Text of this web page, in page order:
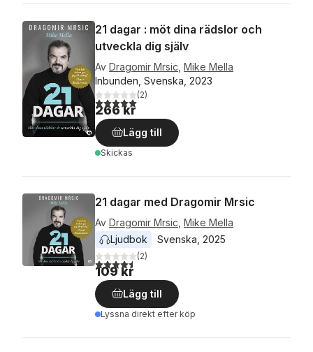
21 dagar : möt dina rädslor och
utveckla dig själv
Av Dragomir Mrsic Mike Mella
Inbunden, Svenska, 2023
5,0utav 5 stjärnor. Totalt antal röster:
(2)
266 kr
Lägg till
Skickas
21 dagar med Dragomir Mrsic
Av Dragomir Mrsic Mike Mella
Ljudbok
Svenska 2025
4,5utav 5 stjärnor. Totalt antal röster:
(2)
109 kr
Lägg till
Lyssna direkt efter köp